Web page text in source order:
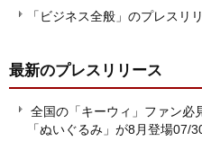
「ビジネス全般」のプレスリ
最新のプレスリリース
全国の「キーウィ」ファン必
「ぬいぐるみ」が8月登場07/